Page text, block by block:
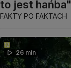
to jest hańba"
FAKTY PO FAKTACH
26 min